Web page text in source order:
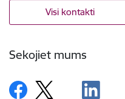
Visi kontakti
Sekojiet mums